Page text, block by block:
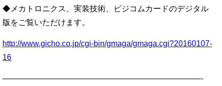
◆メカトロニクス、実装技術、ビジコムカードのデジタル
版をご覧いただけます。
http://www.gicho.co.jp/cgi-bin/gmaga/gmaga.cgi?20160107-
16
—————————————————————————-